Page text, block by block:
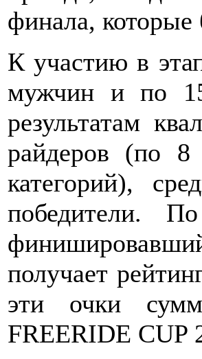
финала, которые
К участию в
мужчин и по
результатам
райдеров (по
категорий),
победители.
получает
эти очки
FREERIDE CUP